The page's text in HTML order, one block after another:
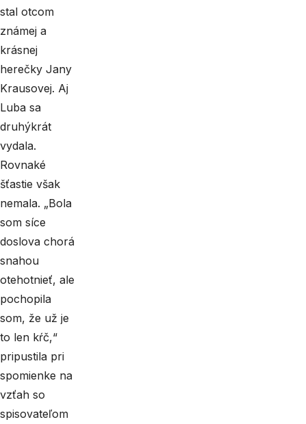
stal otcom
známej a
krásnej
herečky Jany
Krausovej. Aj
Luba sa
druhýkrát
vydala.
Rovnaké
šťastie však
nemala. „Bola
som síce
doslova chorá
snahou
otehotnieť, ale
pochopila
som, že už je
to len kŕč,“
pripustila pri
spomienke na
vzťah so
spisovateľom